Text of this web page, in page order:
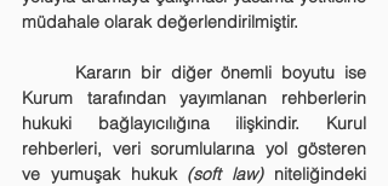
müdahale olarak değerlendirilmiştir.
Kurum tarafından yayımlanan rehberlerin
hukuki bağlayıcılığına ilişkindir. Kurul
rehberleri, veri sorumlularına yol gösteren
ve yumuşak hukuk (soft law) niteliğindeki